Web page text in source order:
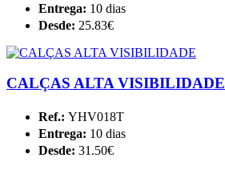
Entrega: 10 dias
Desde: 25.83€
CALÇAS ALTA VISIBILIDADE
Ref.: YHV018T
Entrega: 10 dias
Desde: 31.50€